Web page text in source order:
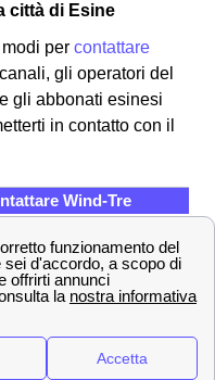
città di Esine
per contattare
gli operatori del
gli abbonati esinesi
in contatto con il
Wind-Tre
Numero Verde
Servizio Clienti
Indirizzo mail per PEC